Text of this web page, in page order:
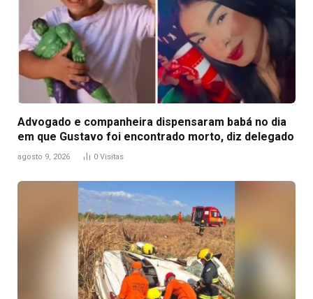
Advogado e companheira dispensaram babá no dia
em que Gustavo foi encontrado morto, diz delegado
agosto 9, 2026 0 Visitas